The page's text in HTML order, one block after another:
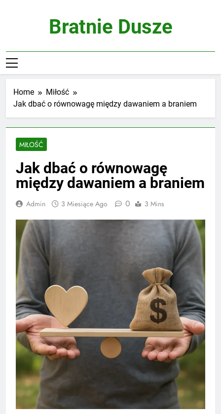
Bratnie Dusze
Home
Miłość
Jak dbać o równowagę między dawaniem a braniem
MIŁOŚĆ
Jak dbać o równowagę
między dawaniem a braniem
Admin 3 Miesiące Ago 0 3 Mins